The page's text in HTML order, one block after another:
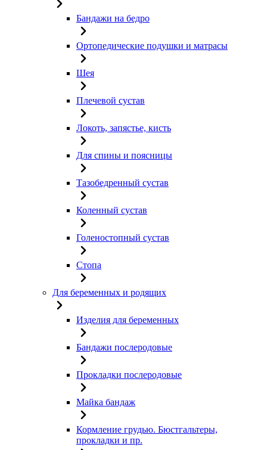
Бандажи на бедро
Ортопедические подушки и матрасы
Шея
Плечевой сустав
Локоть, запястье, кисть
Для спины и поясницы
Тазобедренный сустав
Коленный сустав
Голеностопный сустав
Стопа
Для беременных и родящих
Изделия для беременных
Бандажи послеродовые
Прокладки послеродовые
Майка бандаж
Кормление грудью. Бюстгальтеры,
прокладки и пр.